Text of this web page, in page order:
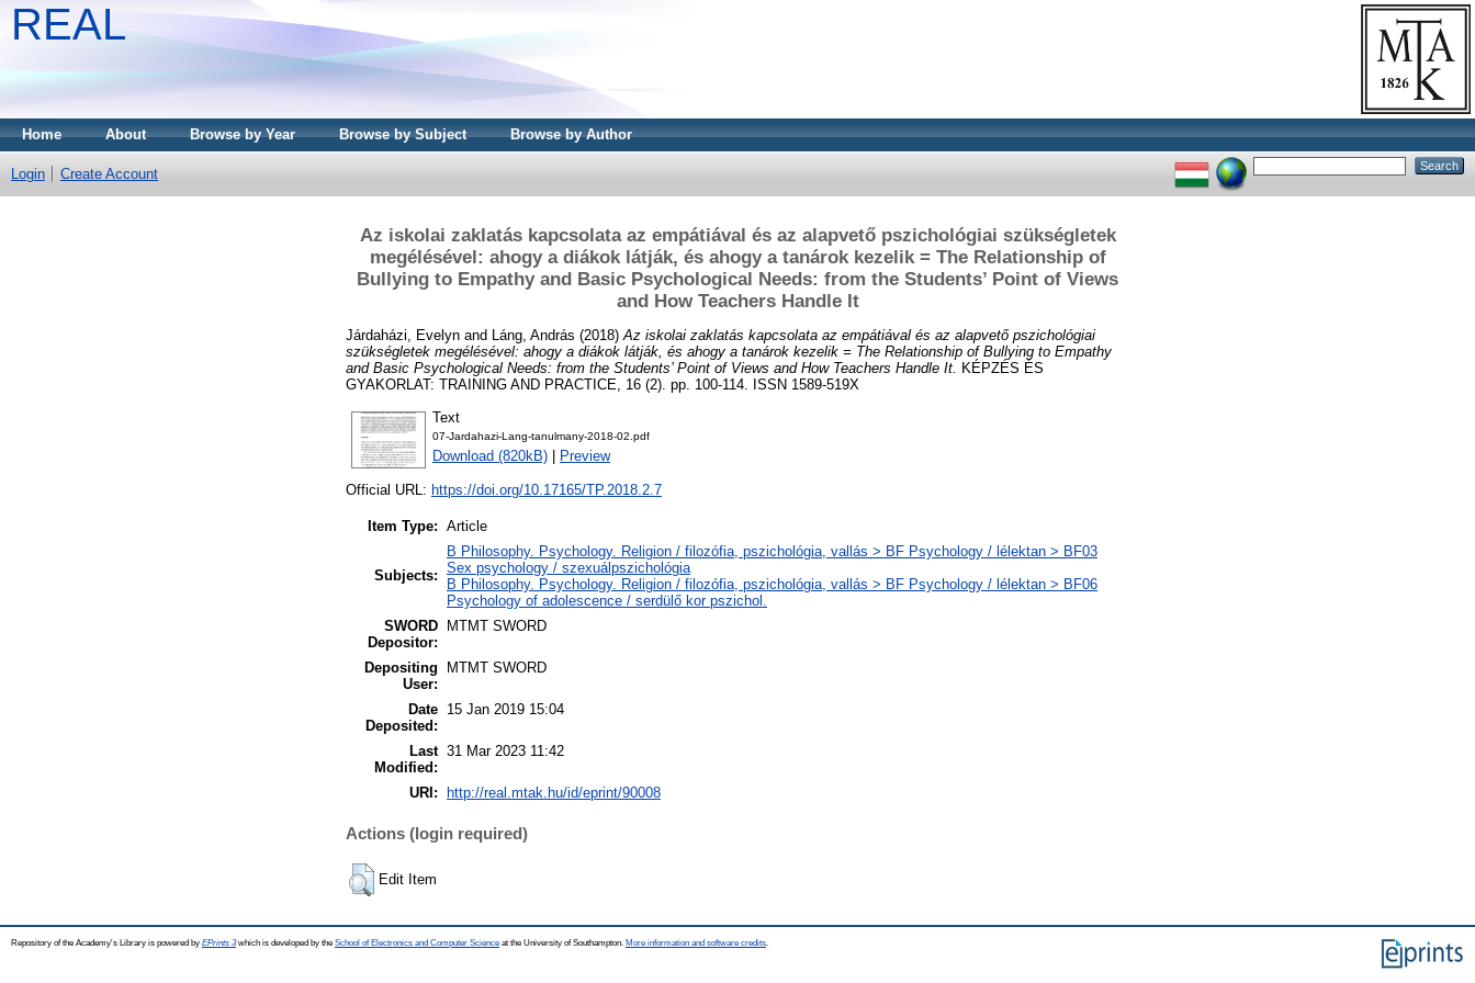
REAL
Home About Browse by Year Browse by Subject Browse by Author
Login Create Account
Az iskolai zaklatás kapcsolata az empátiával és az alapvető pszichológiai szükségletek
megélésével: ahogy a diákok látják, és ahogy a tanárok kezelik = The Relationship of
Bullying to Empathy and Basic Psychological Needs: from the Students’ Point of Views
and How Teachers Handle It
Járdaházi, Evelyn and Láng, András (2018) Az iskolai zaklatás kapcsolata az empátiával és az alapvető pszichológiai
szükségletek megélésével: ahogy a diákok látják, és ahogy a tanárok kezelik = The Relationship of Bullying to Empathy
and Basic Psychological Needs: from the Students’ Point of Views and How Teachers Handle It. KÉPZÉS ÉS
GYAKORLAT: TRAINING AND PRACTICE, 16 (2). pp. 100-114. ISSN 1589-519X
Text
07-Jardahazi-Lang-tanulmany-2018-02.pdf
Download (820kB) Preview
Official URL: https://doi.org/10.17165/TP.2018.2.7
Item Type: Article
Subjects:
B Philosophy. Psychology. Religion / filozófia, pszichológia, vallás > BF Psychology / lélektan > BF03
Sex psychology / szexuálpszichológia
B Philosophy. Psychology. Religion / filozófia, pszichológia, vallás > BF Psychology / lélektan > BF06
Psychology of adolescence / serdülő kor pszichol.
SWORD
Depositor:
MTMT SWORD
Depositing
User:
MTMT SWORD
Date
Deposited:
15 Jan 2019 15:04
Last
Modified:
31 Mar 2023 11:42
URI: http://real.mtak.hu/id/eprint/90008
Actions (login required)
Edit Item
Repository of the Academy's Library is powered by EPrints 3which is developed by the School of Electronics and Computer Science at the University of Southampton. More information and software credits